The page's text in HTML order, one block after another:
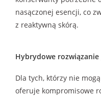
nasączonej esencji, co
z reaktywną skórą.
Hybrydowe
Dla tych, którzy nie
oferuje kompromisowe